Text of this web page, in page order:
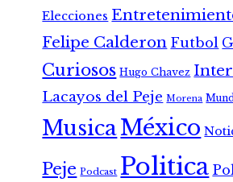
Elecciones
Felipe Calderon Futbol
Curiosos Hugo Chavez
Lacayos del Peje Morena
MusicaMéxico
Peje Podcast Politica